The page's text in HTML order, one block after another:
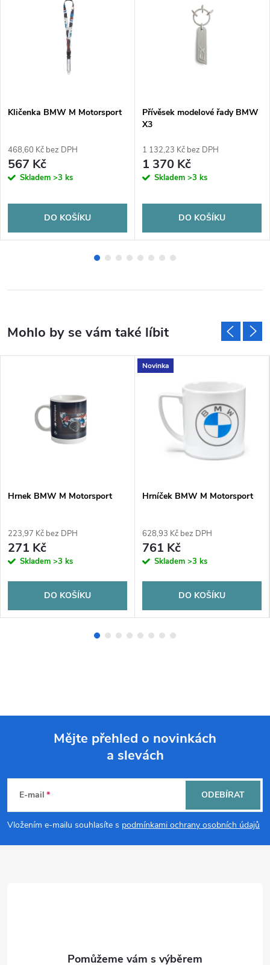
Kličenka BMW M Motorsport
468,60 Kč bez DPH
567 Kč
Skladem >3 ks
DO KOŠÍKU
Přívěsek modelové řady BMW
X3
1 132,23 Kč bez DPH
1 370 Kč
Skladem >3 ks
DO KOŠÍKU
Hrnek BMW M Motorsport
223,97 Kč bez DPH
271 Kč
Skladem >3 ks
DO KOŠÍKU
Novinka
Hrníček BMW M Motorsport
628,93 Kč bez DPH
761 Kč
Skladem >3 ks
DO KOŠÍKU
p
Mějte přehled o novinkách
a slevách
E-mail
Vložením e-mailu souhlasíte s podmínkami ochrany osobních údajů
ODEBÍRAT